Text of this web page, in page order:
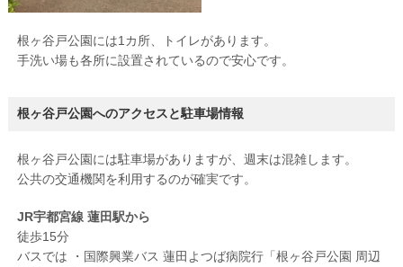
根ヶ谷戸公園には1カ所、トイレがあります。
手洗い場も各所に設置されているので安心です。
根ヶ谷戸公園へのアクセスと駐車場情報
根ヶ谷戸公園には駐車場がありますが、週末は混雑します。
公共の交通機関を利用するのが確実です。
JR宇都宮線 蓮田駅から
徒歩15分
バスでは ・国際興業バス 蓮田よつば病院行「根ヶ谷戸公園 周辺